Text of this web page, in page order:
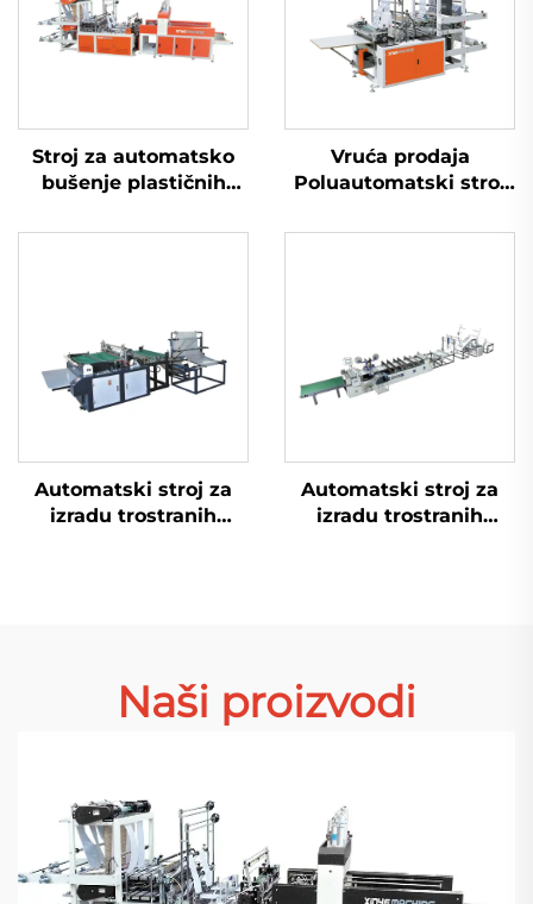
Stroj za automatsko
bušenje plastičnih
računalnim
Vruća prodaja
Poluautomatski stroj
vrećica Stroj za izradu
Automatski stroj za
izradu trostranih
Automatski stroj za
izradu trostranih
Naši proizvodi